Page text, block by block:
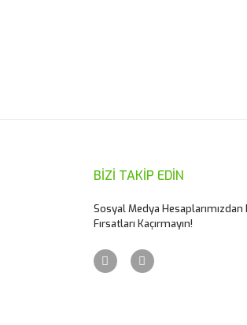
BİZİ TAKİP EDİN
Sosyal Medya Hesaplarımızdan
Fırsatları Kaçırmayın!